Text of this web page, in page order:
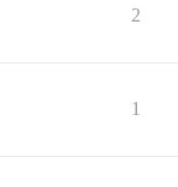
2
1